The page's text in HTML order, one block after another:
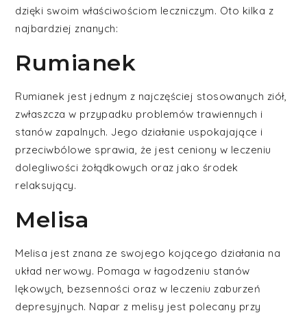
dzięki swoim właściwościom leczniczym. Oto kilka z
najbardziej znanych:
Rumianek
Rumianek jest jednym z najczęściej stosowanych ziół,
zwłaszcza w przypadku problemów trawiennych i
stanów zapalnych. Jego działanie uspokajające i
przeciwbólowe sprawia, że jest ceniony w leczeniu
dolegliwości żołądkowych oraz jako środek
relaksujący.
Melisa
Melisa jest znana ze swojego kojącego działania na
układ nerwowy. Pomaga w łagodzeniu stanów
lękowych, bezsenności oraz w leczeniu zaburzeń
depresyjnych. Napar z melisy jest polecany przy